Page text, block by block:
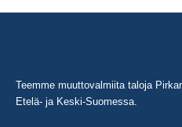
Teemme muuttovalmiita taloja
Etelä- ja Keski-Suomessa.